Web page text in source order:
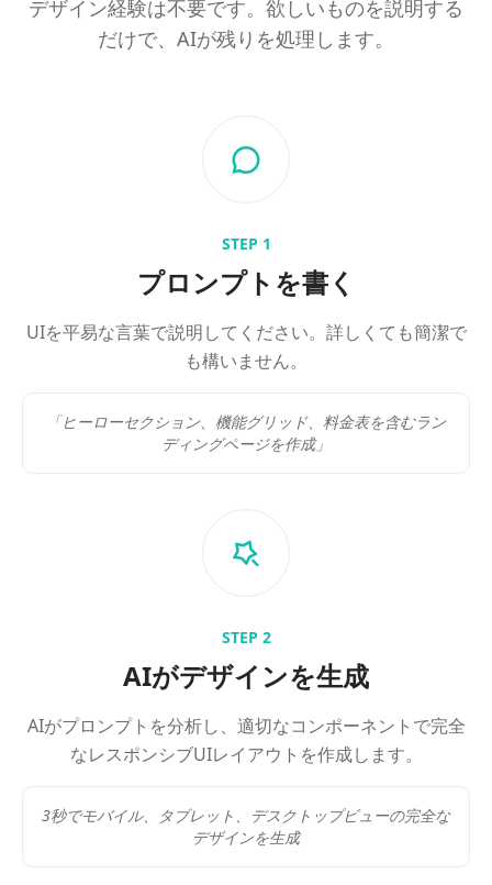
デザイン経験は不要です。欲しいものを説明する
だけで、AIが残りを処理します。
STEP 1
プロンプトを書く
UIを平易な言葉で説明してください。詳しくても簡潔で
も構いません。
「ヒーローセクション、機能グリッド、料金表を含むラン
ディングページを作成」
STEP 2
AIがデザインを生成
AIがプロンプトを分析し、適切なコンポーネントで完全
なレスポンシブUIレイアウトを作成します。
3秒でモバイル、タブレット、デスクトップビューの完全な
デザインを生成